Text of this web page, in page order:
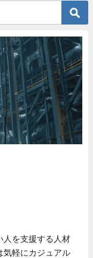
人を支援する人材
気軽にカジュアル